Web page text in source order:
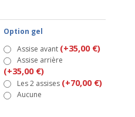
Option gel
Assise avant (+35,00 €)
Assise arrière
(+35,00 €)
Les 2 assises (+70,00 €)
Aucune